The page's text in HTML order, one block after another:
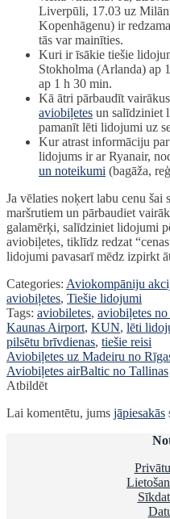
Liverpūli, 17.03 uz
Kopenhāgenu) ir
tās var mainīties.
Kuri ir īsākie tiešie
Stokholma (Arlanda) ap
ap 1 h 30 min.
Kā ātri pārbaudīt
aviobiļetes un salīdziniet
pamanīt lēti lidojumi uz
Kur atrast informāciju
lidojums ir ar Ryanair,
un noteikumi (bagāža,
Ja vēlaties noķert labu cenu šai
maršrutiem un pārbaudiet
galamērķi, salīdziniet lidojumi
aviobiļetes, tiklīdz redzat
lidojumi pavasarī mēdz izpirkt
Categories: Aviokompāniju
aviobiļetes, Tiešie lidojumi
Tags: aviobiletes, aviobiļetes
Kaunas Airport, KUN, lēti
pilsētu brīvdienas, tiešie reisi
Ziņu
izvēlne
Previous
post:
Aviobiļetes uz Madeiru no
Next
post:
Aviobiļetes airBaltic no Tallinas
Atbildēt
Lai komentētu, jums jāpiesakās